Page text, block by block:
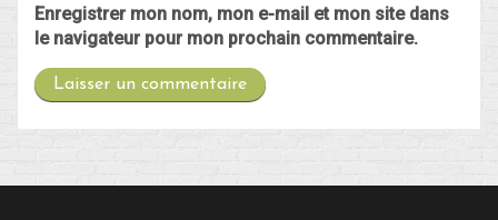
Enregistrer mon nom, mon e-mail et mon site dans
le navigateur pour mon prochain commentaire.